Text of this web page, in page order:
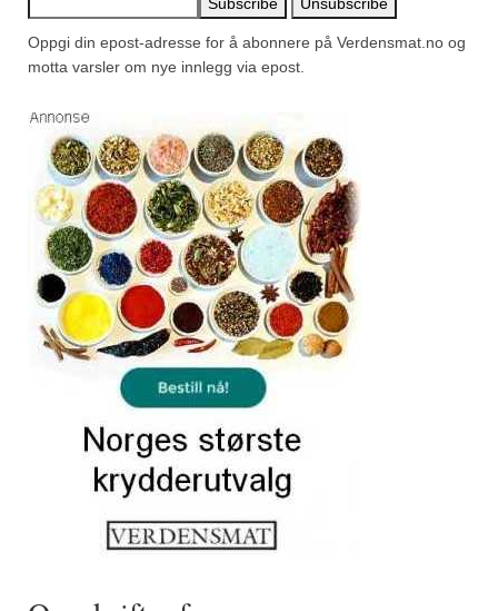
Oppgi din epost-adresse for å abonnere på Verdensmat.no og
motta varsler om nye innlegg via epost.